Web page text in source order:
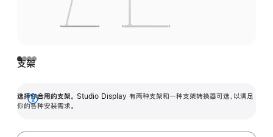
支架
选择你合用的支架。 Studio Display 有两种支架和一种支架转换器可选，以满足
你的各种安装需求。
展